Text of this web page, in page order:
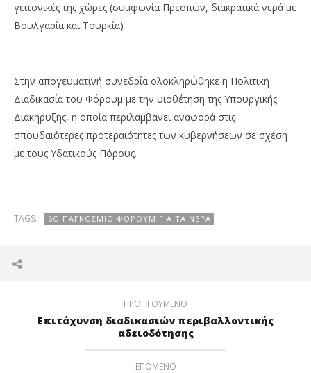
γειτονικές της χώρες (συμφωνία Πρεσπών, διακρατικά νερά με
Βουλγαρία και Τουρκία)
Στην απογευματινή συνεδρία ολοκληρώθηκε η Πολιτική
Διαδικασία του Φόρουμ με την υιοθέτηση της Υπουργικής
Διακήρυξης, η οποία περιλαμβάνει αναφορά στις
σπουδαιότερες προτεραιότητες των κυβερνήσεων σε σχέση
με τους Υδατικούς Πόρους.
TAGS: 6Ο ΠΑΓΚΌΣΜΙΟ ΦΌΡΟΥΜ ΓΙΑ ΤΑ ΝΕΡΆ
ΠΡΟΗΓΟΎΜΕΝΟ
Επιτάχυνση διαδικασιών περιβαλλοντικής
αδειοδότησης
ΕΠΌΜΕΝΟ